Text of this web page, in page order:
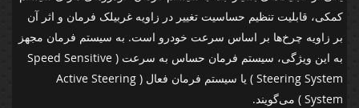
کمکی، قابلیت تنظیم حساسیت تغییر در زاویه غربیلک فرمان و اثر آن
بر زاویه چرخ‌ها بر اساس سرعت خودرو است. به سیستم فرمان مجهز
به این ویژگی، سیستم فرمان حساس به سرعت ( Speed Sensitive
Steering System ) یا سیستم فرمان فعال ( Active Steering
System ) می‌گویند.